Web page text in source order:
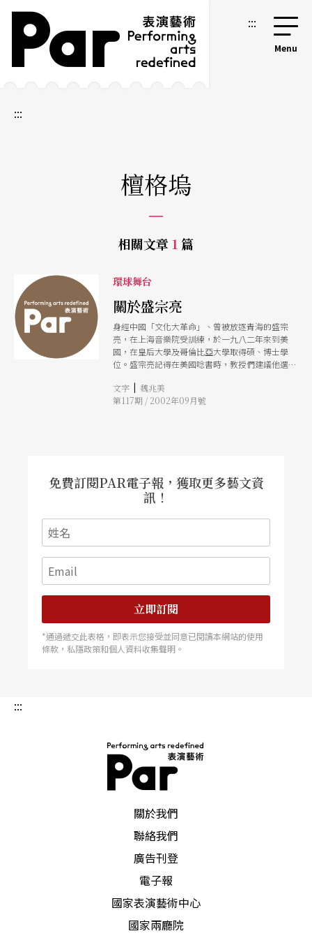
跳到主要內容區塊
網站導覽 :::
:::
檀格塢
相關文章 1 篇
環球舞台
關於盛宗亮
身經中國「文化大革命」、曾被放逐青海的盛宗
亮，在上海音樂院受訓練，於一九八二年來到美
國，在皇后大學及哥倫比亞大學取得碩、博士學
位。盛宗亮記得在美國唸書時，教授們建議他選定
分音樂成就卻是建築在融會東西方的音樂語言和形
式，他偶爾取材於中國的故事，或古或今，例如他
紐約愛樂，大提琴家馬友友，鋼琴家艾曼紐．艾克
斯（Emanuel Ax），琵琶演奏家吳蠻以及笙及嗩
吶演奏家吳桐（Tong Wu，譯音）在二〇〇三年三
文字 | 魏兆美
第117期 / 2002年09月號
免費訂閱PAR電子報，獲取更多藝文資
訊！
立即訂閱
*通過遞交此表格，即表示您接受並同意已閱讀本網站的使用
條款，私隱政策和個人資料收集聲明。
:::
關於我們
聯絡我們
廣告刊登
電子報
國家表演藝術中心
國家兩廳院